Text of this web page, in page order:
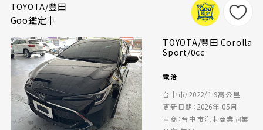
TOYOTA/豐田
Goo鑑定車
TOYOTA/豐田 Corolla
Sport/0cc
電洽
台中市/2022/1.9萬公里
更新日期：2026年 05月
車商：台中市汽車商業同業